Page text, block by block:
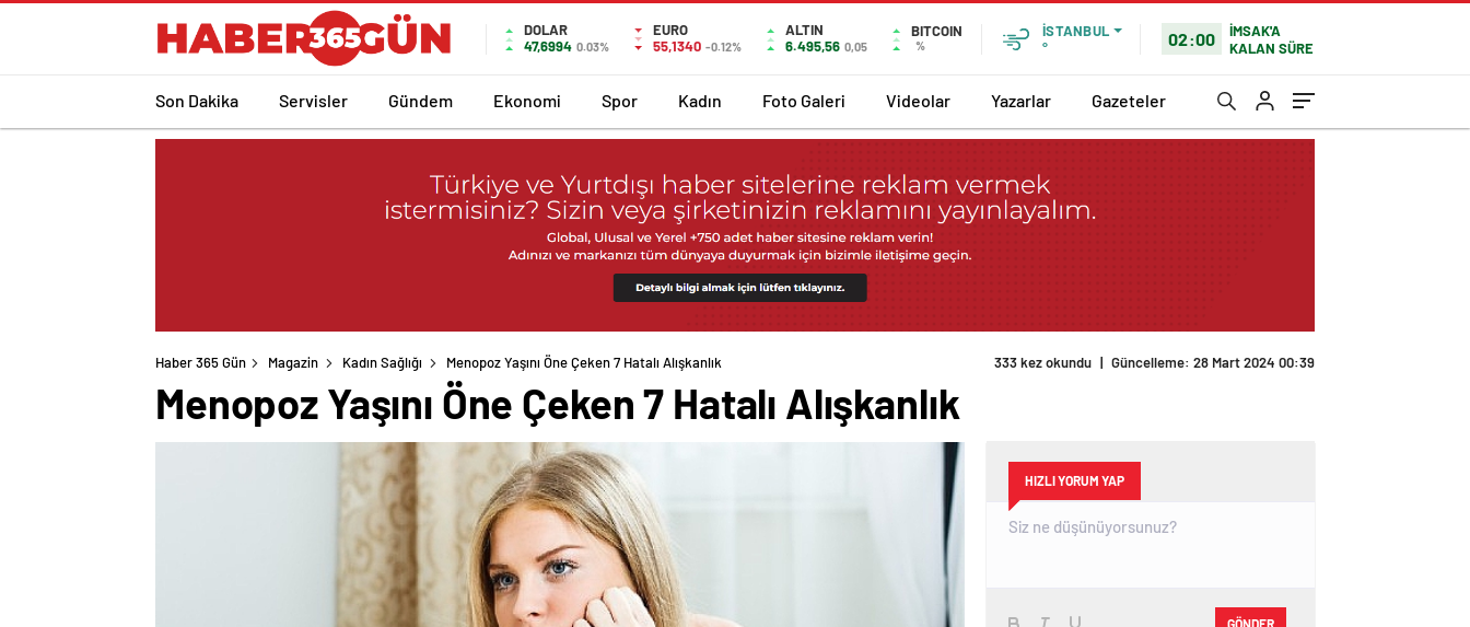
DOLAR
47,6994 0.03%
EURO
55,1340 -0.12%
ALTIN
6.495,56 0,05
BITCOIN
%
İSTANBUL
°
02:00
İMSAK'A
KALAN SÜRE
Son Dakika Servisler Gündem Ekonomi Spor Kadın Foto Galeri Videolar Yazarlar Gazeteler
Haber 365 Gün Magazin Kadın Sağlığı Menopoz Yaşını Öne Çeken 7 Hatalı Alışkanlık 333 kez okundu | Güncelleme: 28 Mart 2024 00:39
Menopoz Yaşını Öne Çeken 7 Hatalı Alışkanlık
HIZLI YORUM YAP
GÖNDER